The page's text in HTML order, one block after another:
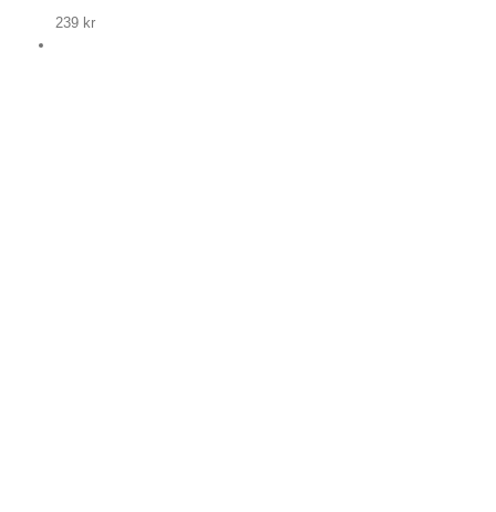
239 kr